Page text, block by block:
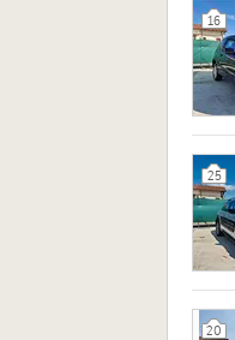
16
25
20